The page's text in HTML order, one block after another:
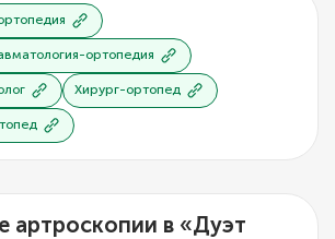
ортопедия
Хирург-ортопед
артроскопии в «Дуэт